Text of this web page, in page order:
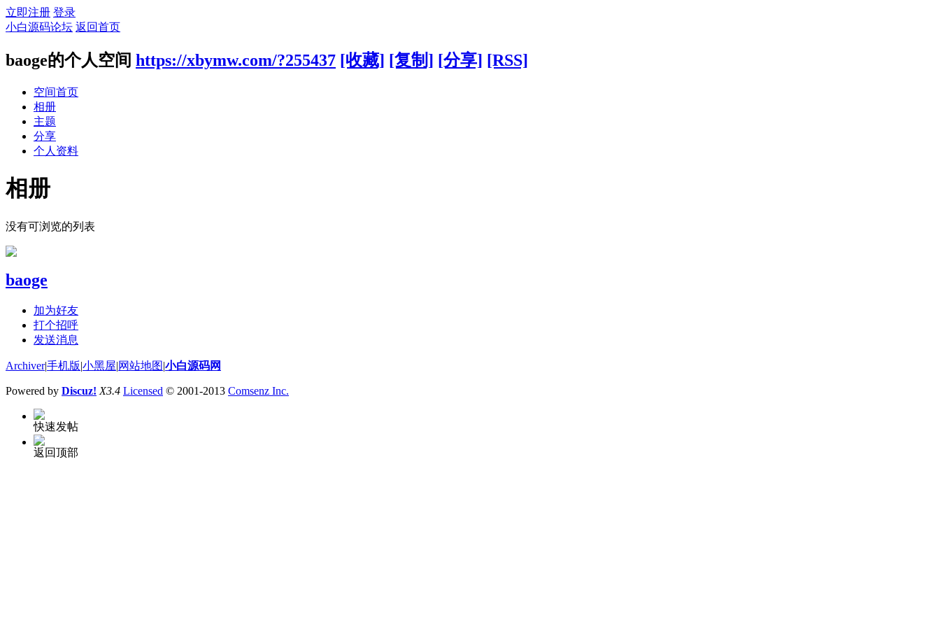
立即注册 登录
小白源码论坛 返回首页
baoge的个人空间 https://xbymw.com/?255437 [收藏] [复制] [分享] [RSS]
空间首页
相册
主题
分享
个人资料
相册
没有可浏览的列表
baoge
加为好友
打个招呼
发送消息
Archiver|手机版|小黑屋|网站地图|小白源码网
Powered by Discuz! X3.4 Licensed © 2001-2013 Comsenz Inc.
快速发帖
返回顶部